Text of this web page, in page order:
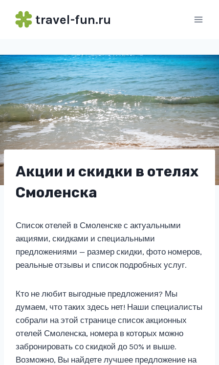
travel-fun.ru
Акции и скидки в отелях
Смоленска
Список отелей в Смоленске с актуальными
акциями, скидками и специальными
предложениями — размер скидки, фото номеров,
реальные отзывы и список подробных услуг.
Кто не любит выгодные предложения? Мы
думаем, что таких здесь нет! Наши специалисты
собрали на этой странице список акционных
отелей Смоленска, номера в которых можно
забронировать со скидкой до 50% и выше.
Возможно, Вы найдете лучшее предложение на